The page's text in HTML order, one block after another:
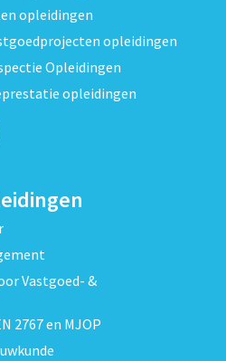
opleidingen
opleidingen
Opleidingen
opleidingen
Vastgoed- &
2767 en MJOP